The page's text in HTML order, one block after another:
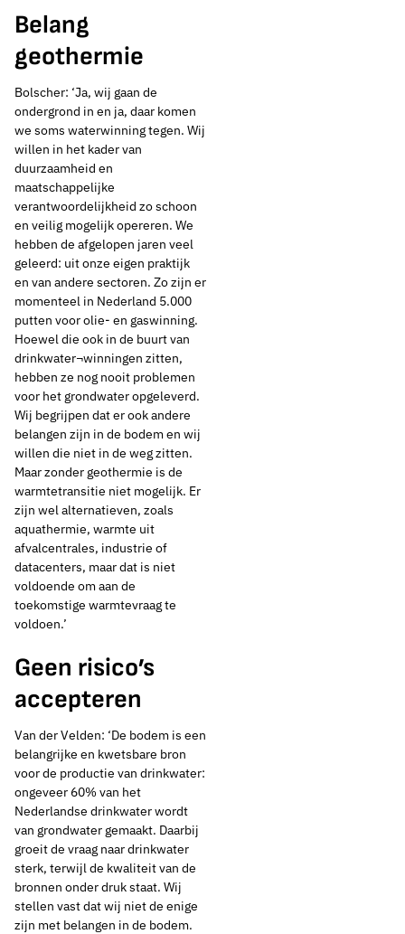
Belang
geothermie
Bolscher: ‘Ja, wij gaan de
ondergrond in en ja, daar komen
we soms waterwinning tegen. Wij
willen in het kader van
duurzaamheid en
maatschappelijke
verantwoordelijkheid zo schoon
en veilig mogelijk opereren. We
hebben de afgelopen jaren veel
geleerd: uit onze eigen praktijk
en van andere sectoren. Zo zijn er
momenteel in Nederland 5.000
putten voor olie- en gaswinning.
Hoewel die ook in de buurt van
drinkwater¬winningen zitten,
hebben ze nog nooit problemen
voor het grondwater opgeleverd.
Wij begrijpen dat er ook andere
belangen zijn in de bodem en wij
willen die niet in de weg zitten.
Maar zonder geothermie is de
warmtetransitie niet mogelijk. Er
zijn wel alternatieven, zoals
aquathermie, warmte uit
afvalcentrales, industrie of
datacenters, maar dat is niet
voldoende om aan de
toekomstige warmtevraag te
voldoen.’
Geen risico’s
accepteren
Van der Velden: ‘De bodem is een
belangrijke en kwetsbare bron
voor de productie van drinkwater:
ongeveer 60% van het
Nederlandse drinkwater wordt
van grondwater gemaakt. Daarbij
groeit de vraag naar drinkwater
sterk, terwijl de kwaliteit van de
bronnen onder druk staat. Wij
stellen vast dat wij niet de enige
zijn met belangen in de bodem.